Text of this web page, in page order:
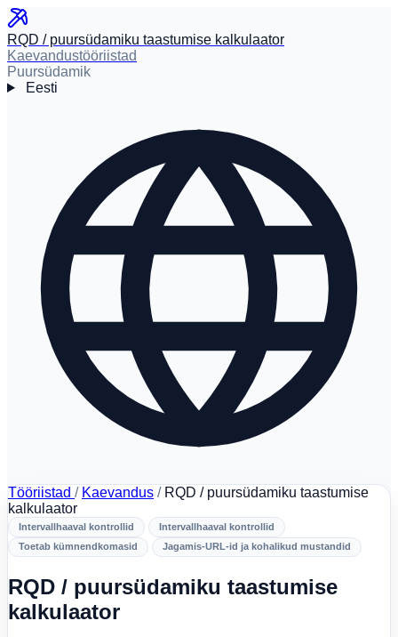
RQD / puursüdamiku taastumise kalkulaator
Kaevandustööriistad
Puursüdamik
Eesti
Tööriistad / Kaevandus / RQD / puursüdamiku taastumise
kalkulaator
Intervallhaaval kontrollid
Intervallhaaval kontrollid
Toetab kümnendkomasid
Jagamis-URL-id ja kohalikud mustandid
RQD / puursüdamiku taastumise
kalkulaator